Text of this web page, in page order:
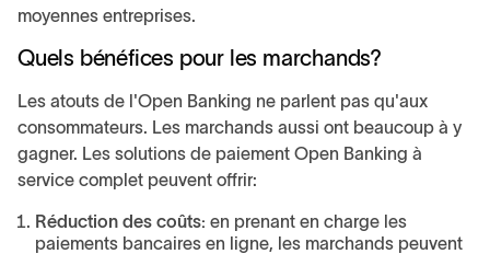
moyennes entreprises.
Quels bénéfices pour les marchands?
Les atouts de l'Open Banking ne parlent pas qu'aux
consommateurs. Les marchands aussi ont beaucoup à y
gagner. Les solutions de paiement Open Banking à
service complet peuvent offrir:
Réduction des coûts: en prenant en charge les
paiements bancaires en ligne, les marchands peuvent